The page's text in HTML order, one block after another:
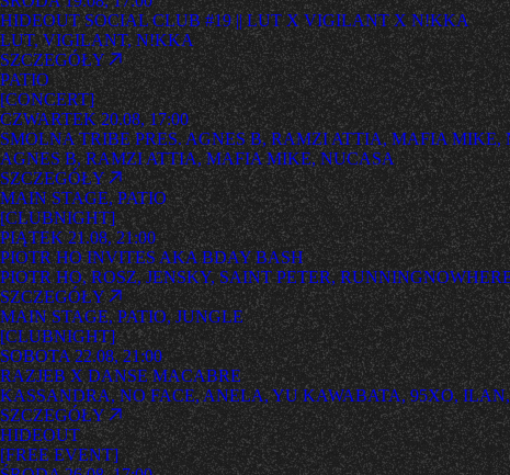
HIDEOUT SOCIAL CLUB #19 || LUT X VIGILANT X N!KKA
LUT, VIGILANT, N!KKA
SZCZEGÓŁY
PATIO
[CONCERT]
CZWARTEK 20.08, 17:00
SMOLNA TRIBE PRES. AGNES B, RAMZI ATTIA, MAFIA MIKE,
AGNES B, RAMZI ATTIA, MAFIA MIKE, NUCASA
SZCZEGÓŁY
MAIN STAGE, PATIO
[CLUBNIGHT]
PIĄTEK 21.08, 21:00
PIOTR HO INVITES AKA BDAY BASH
PIOTR HO, ROSZ, JENSKY, SAINT PETER,
SZCZEGÓŁY
MAIN STAGE, PATIO, JUNGLE
[CLUBNIGHT]
SOBOTA 22.08, 21:00
RAZJEB X DANSE MACABRE
KASSANDRA, NO FACE, ANELA, YU KAWABATA, 95XO,
SZCZEGÓŁY
HIDEOUT
[FREE EVENT]